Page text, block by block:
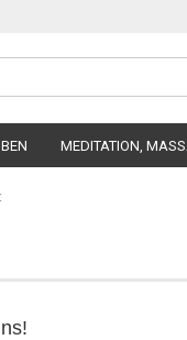
MEDITATION,